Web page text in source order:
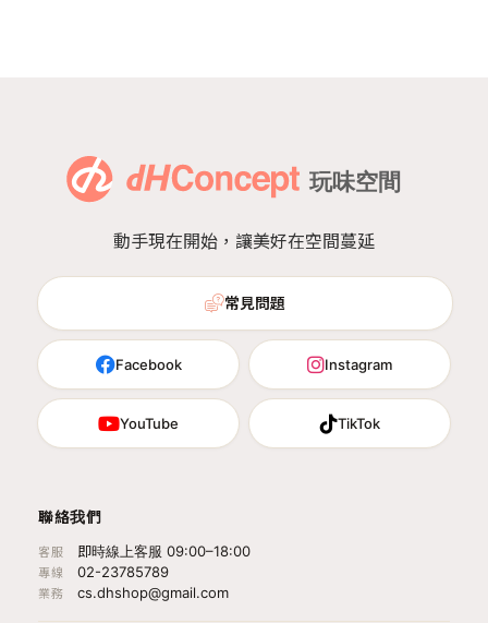
動手現在開始，讓美好在空間蔓延
常見問題
Facebook Instagram
YouTube TikTok
聯絡我們
客服 即時線上客服 09:00–18:00
專線 02-23785789
業務 cs.dhshop@gmail.com